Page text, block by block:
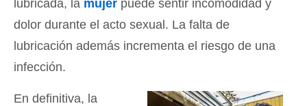
lubricada, la mujer puede sentir incomodidad y
dolor durante el acto sexual. La falta de
lubricación además incrementa el riesgo de una
infección.
En definitiva, la